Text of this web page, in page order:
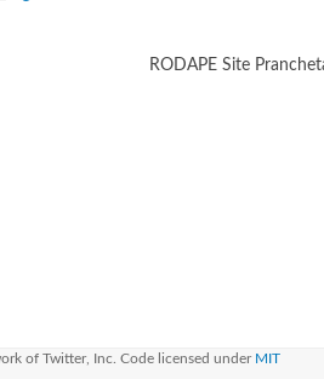
of Twitter, Inc. Code licensed under MIT